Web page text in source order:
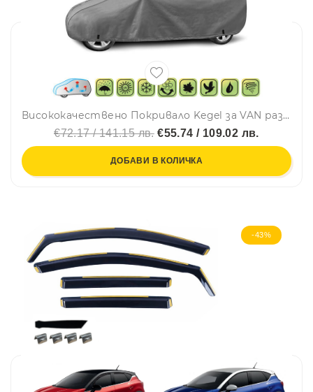
Висококачествено Покривало Kegel за VAN размер M 400-423x150-160cm
€72.17 / 141.15 лв.€55.74 / 109.02 лв.
ДОБАВИ В КОЛИЧКА
-43%